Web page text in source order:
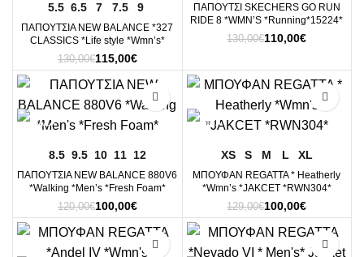
5.5 6.5 7 7.5 9
ΠΑΠΟΥΤΣΙΑ NEW BALANCE *327
CLASSICS *Life style *Wmn’s*
130,00€Original
price
was:
130,00€.
115,00€Η
τρέχουσα
τιμή
είναι:
115,00€.
ΠΑΠΟΥΤΣΙ SKECHERS GO RUN
RIDE 8 *WMN’S *Running*15224*
130,00€Original
was:
130,00€.
110,00€Η
τιμή
είναι:
110,00€.
8.5 9.5 10 11 12
ΠΑΠΟΥΤΣΙΑ NEW BALANCE 880V6
*Walking *Men’s *Fresh Foam*
120,00€Original
price
was:
120,00€.
100,00€Η
τρέχουσα
τιμή
είναι:
XS S M L XL
ΜΠΟΥΦΑΝ REGATTA * Heatherly
*Wmn’s *JAKCET *RWN304*
129,00€Original
price
was:
129,00€.
100,00€Η
τρέχουσα
τιμή
είναι: